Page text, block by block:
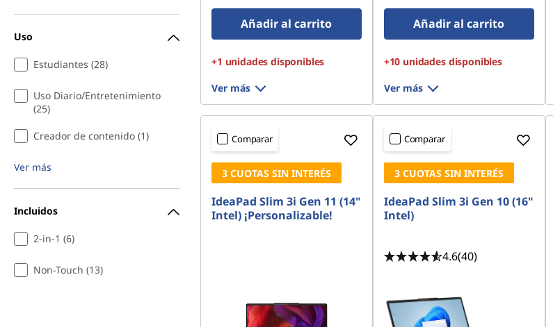
Uso
Estudiantes (28)
Uso Diario/Entretenimiento
(25)
Creador de contenido (1)
Ver más
Incluidos
2-in-1 (6)
Non-Touch (13)
Añadir al carrito
+1 unidades disponibles
Ver más
Gen4 QLC
Añadir al carrito
+10 unidades disponibles
Ver más
Comparar
3 CUOTAS SIN INTERÉS
IdeaPad Slim 3i Gen 11 (14"
Intel) ¡Personalizable!
Comparar
3 CUOTAS SIN INTERÉS
IdeaPad Slim 3i Gen 10 (16"
Intel)
4.6(40)